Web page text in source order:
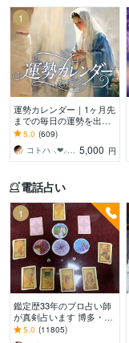
1
運勢カレンダー｜1ヶ月先
までの毎日の運勢を出し
ます 30日×500字のおよそ
1万5千文字で細かく詳細
に記します
5.0 (609)
コトハ ⸜❤︎⸝ 新サービス提供開始✨️ 5,000 円
電話占い
1
鑑定歴33年のプロ占い師
が真剣占います 博多・廓
屋の純血統占い祈願師
雷鳥
5.0 (11805)